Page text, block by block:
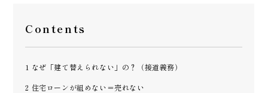
Contents
1 なぜ「建て替えられない」の？（接道義務）
2 住宅ローンが組めない＝売れない